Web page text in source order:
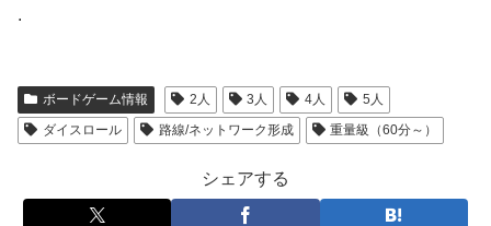
.
ボードゲーム情報 2人 3人 4人
5人
ダイスロール
路線/ネットワーク形成 重量級（60分～）
シェアする